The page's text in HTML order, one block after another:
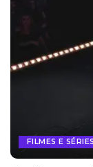
FILMES E SÉRIES